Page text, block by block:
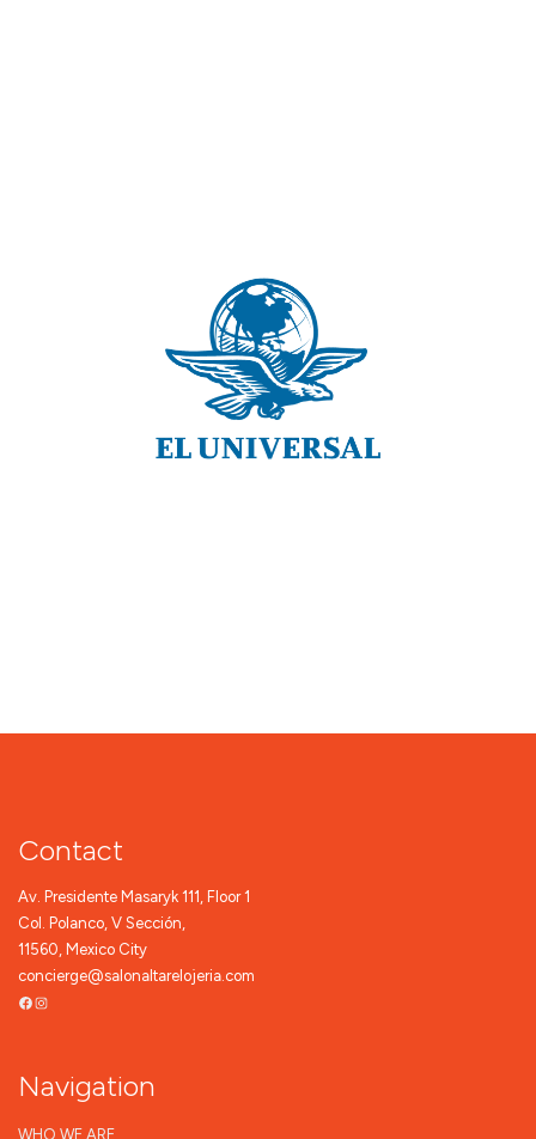
Contact
Av. Presidente Masaryk 111, Floor 1
Col. Polanco, V Sección,
11560, Mexico City
concierge@salonaltarelojeria.com
Facebook
Instagram
Navigation
WHO WE ARE